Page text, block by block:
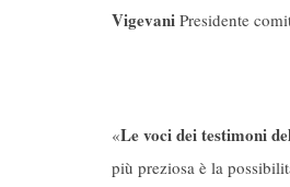
Vigevani Presidente
«Le voci dei testimoni
più preziosa è la